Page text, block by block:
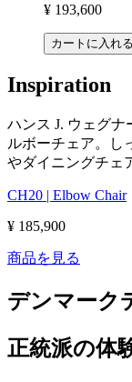
¥ 193,600
カートに入れる
Inspiration
ハンス J. ウェグナ
ルボーチェア。し
やダイニングチェ
CH20 | Elbow Chair
¥ 185,900
商品を見る
デンマーク
正統派の体